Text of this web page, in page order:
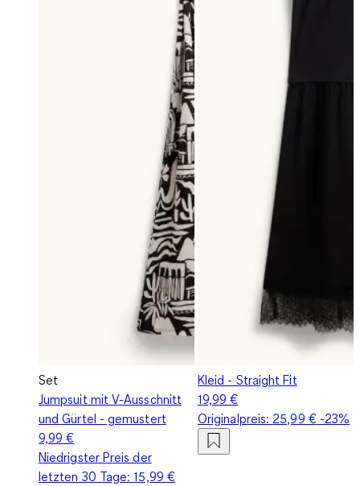
Set
Jumpsuit mit V-Ausschnitt
und Gürtel - gemustert
9,99 €
Niedrigster Preis der
letzten 30 Tage:15,99 €
Kleid - Straight Fit
19,99 €
Originalpreis: 25,99 €-23%